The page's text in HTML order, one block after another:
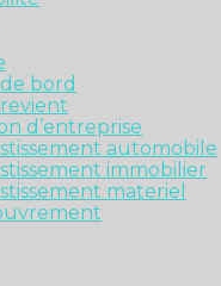
bord
d’entreprise
automobile
immobilier
materiel